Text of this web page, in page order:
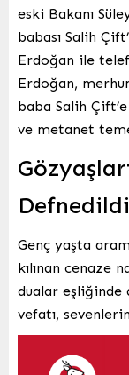
eski Bakanı
babası Salih
Erdoğan ile
Erdoğan,
baba Salih Çift’e
ve metanet
Defnedildi
Genç yaşta
kılınan cenaze
dualar eşliğinde
vefatı,